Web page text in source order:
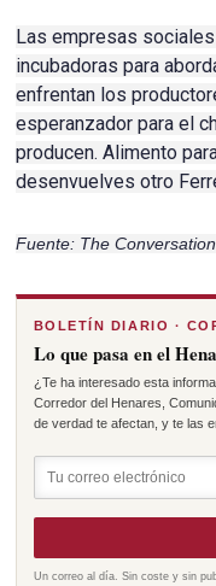
Las empresas
incubadoras para
enfrentan los
esperanzador para el
producen.Alimento
desenvuelves otro
Fuente: The Conversation
BOLETÍN DIARIO ·
Lo que pasa en el
¿Te ha interesado esta
Corredor del Henares,
de verdad te afectan, y te las
Un correo al día. Sin coste y sin